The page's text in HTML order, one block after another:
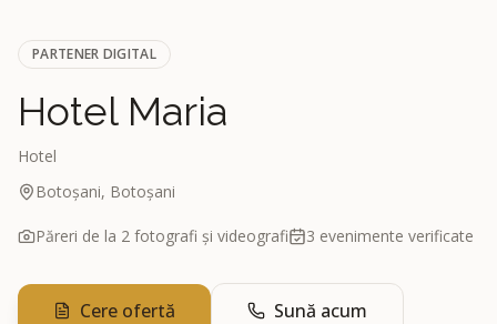
PARTENER DIGITAL
Hotel Maria
Hotel
Botoșani, Botoșani
Păreri de la 2 fotografi și videografi 3 evenimente verificate
Cere ofertă Sună acum